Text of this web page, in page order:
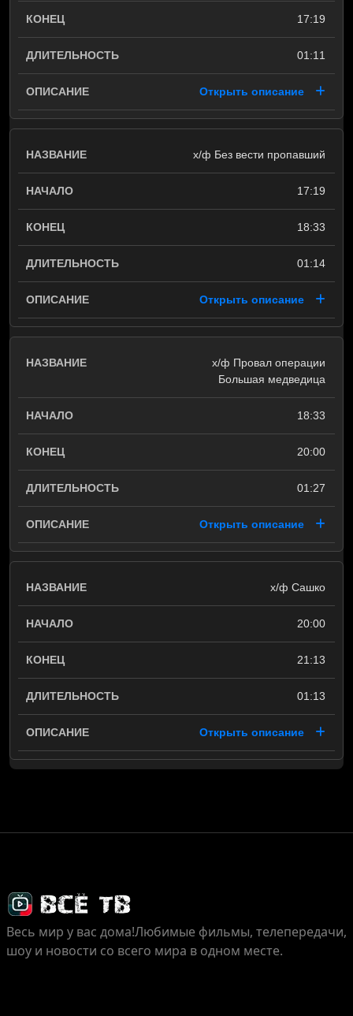
17:19
01:11
Открыть описание
х/ф Без вести пропавший
17:19
18:33
01:14
Открыть описание
х/ф Провал операции
Большая медведица
18:33
20:00
01:27
Открыть описание
х/ф Сашко
20:00
21:13
01:13
Открыть описание
Весь мир у вас дома!Любимые фильмы, телепередачи,
шоу и новости со всего мира в одном месте.